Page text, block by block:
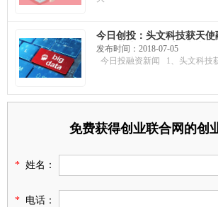
今日创投：头文科技获天使
资，搭建销售体系；珈和科
获千万融资，国科嘉和领投
发布时间：2018-07-05
今日投融资新闻 1、头文科技
免费获得创业联合网的创
* 姓名：
* 电话：